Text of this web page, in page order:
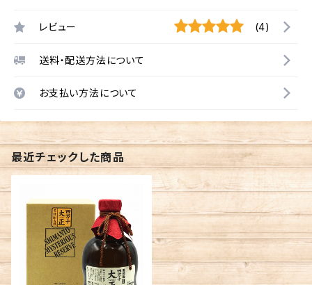
レビュー (4)
送料・配送方法について
お支払い方法について
最近チェックした商品